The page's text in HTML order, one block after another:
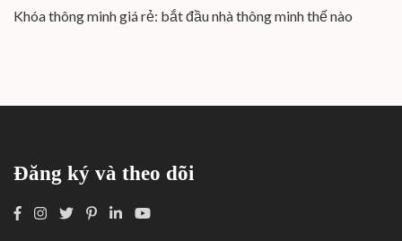
Khóa thông minh giá rẻ: bắt đầu nhà thông minh thế nào
Đăng ký và theo dõi